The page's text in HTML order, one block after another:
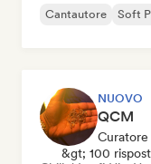
Cantautore
Soft
NUOVO
QCM
Curatore
&gt; 100